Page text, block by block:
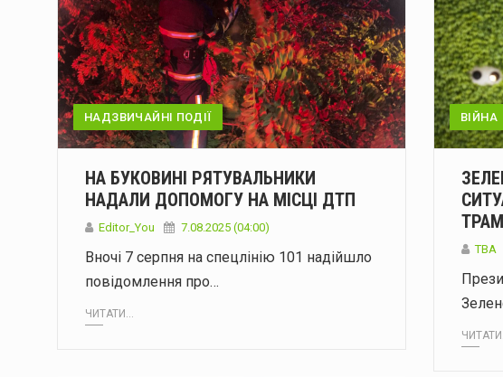
НАДЗВИЧАЙНІ ПОДІЇ
НА БУКОВИНІ РЯТУВАЛЬНИКИ
НАДАЛИ ДОПОМОГУ НА МІСЦІ ДТП
Editor_You 7.08.2025 (04:00)
Вночі 7 серпня на спецлінію 101 надійшло
повідомлення про…
ЧИТАТИ...
ВІЙНА
ТВА